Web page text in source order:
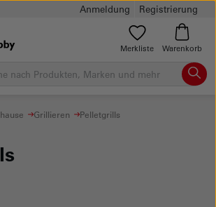
Anmeldung Registrierung
Merkliste Warenkorb
Grillieren Pelletgrills